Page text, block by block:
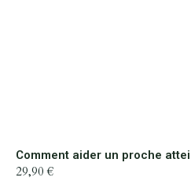
Comment aider un proche
29,90€